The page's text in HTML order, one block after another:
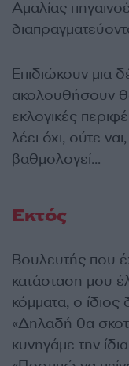
Αμαλίας
Επιδιώκουν μια
ακολουθήσουν
εκλογικές
λέει όχι, ούτε
βαθμολογεί…
Εκτός
Βουλευτής που
κατάσταση μου
κόμματα, ο ίδιος
«Δηλαδή θα
κυνηγάμε την